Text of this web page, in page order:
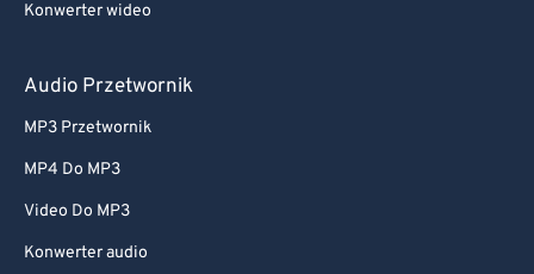
Konwerter wideo
Audio Przetwornik
MP3 Przetwornik
MP4 Do MP3
Video Do MP3
Konwerter audio